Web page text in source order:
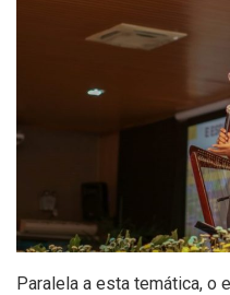
Paralela a esta temática, o